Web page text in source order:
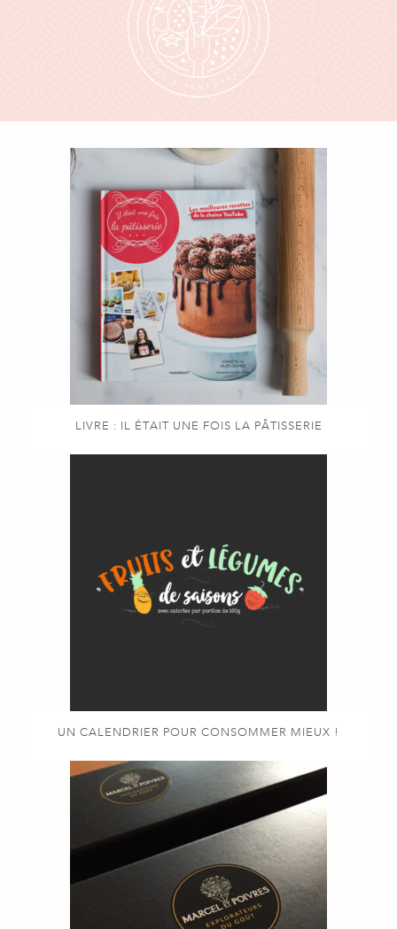
LIVRE : IL ÉTAIT UNE FOIS LA PÂTISSERIE
UN CALENDRIER POUR CONSOMMER MIEUX !